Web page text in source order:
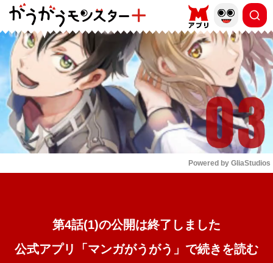
もっと読む
Powered by GliaStudios
第4話(1)の公開は終了しました
公式アプリ「マンガがうがう」で続きを読む